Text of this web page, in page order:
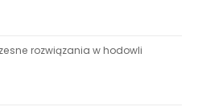
rozwiązania w hodowli